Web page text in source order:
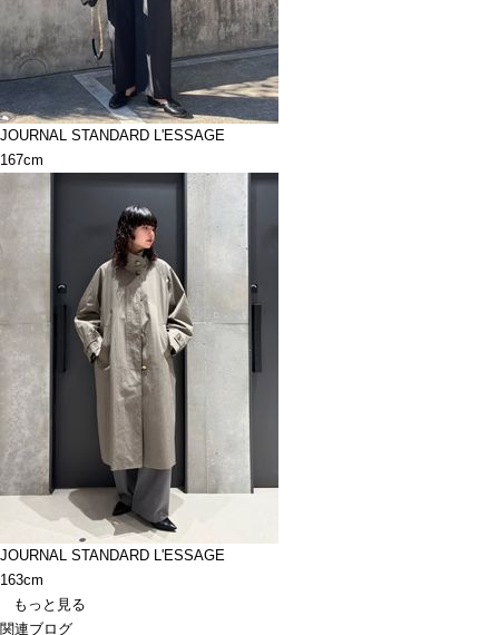
JOURNAL STANDARD L'ESSAGE
167cm
JOURNAL STANDARD L'ESSAGE
163cm
もっと見る
関連ブログ